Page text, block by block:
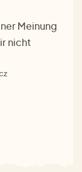
Meinung
nicht